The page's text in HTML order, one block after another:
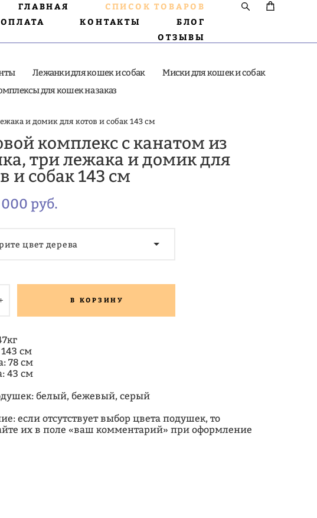
ГЛАВНАЯ
СПИСОК ТОВАРОВ
КОНТАКТЫ
БЛОГ
ОТЗЫВЫ
Лежанки для кошек и собак
Миски для кошек и собак
для кошек на заказ
и домик для котов и собак 143 см
комплекс с канатом из
три лежака и домик для
и собак 143 см
pуб.
цвет дерева
В КОРЗИНУ
см
78 см
43 см
белый, бежевый, серый
если отсутствует выбор цвета подушек, то
их в поле «ваш комментарий» при оформление